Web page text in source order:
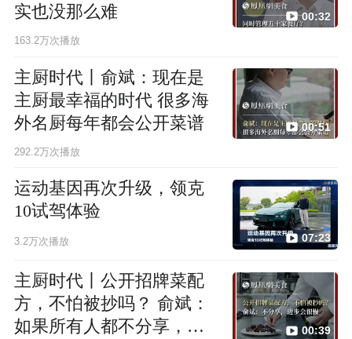
实也没那么难
163.2万次播放
00:32
主厨时代丨俞斌：现在是
主厨最幸福的时代 很多海
外名厨每年都会公开菜谱
292.2万次播放
00:51
运动基因再次升级，领克
10试驾体验
3.2万次播放 07:23
主厨时代丨公开招牌菜配
方，不怕被抄吗？ 俞斌：
如果所有人都不分享，进
00:39